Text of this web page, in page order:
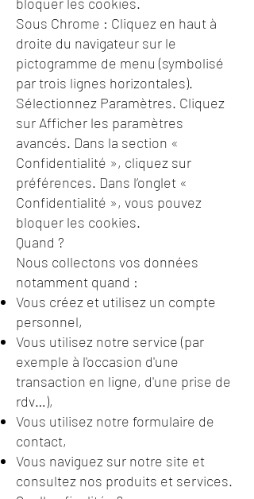
Sous Chrome : Cliquez en haut à
droite du navigateur sur le
pictogramme de menu (symbolisé
par trois lignes horizontales).
Sélectionnez Paramètres. Cliquez
sur Afficher les paramètres
avancés. Dans la section «
Confidentialité », cliquez sur
préférences. Dans l’onglet «
Confidentialité », vous pouvez
bloquer les cookies.
Quand ?
Nous collectons vos données
notamment quand :
Vous créez et utilisez un compte
personnel,
Vous utilisez notre service (par
exemple à l'occasion d'une
transaction en ligne, d'une prise de
rdv…),
Vous utilisez notre formulaire de
contact,
Vous naviguez sur notre site et
consultez nos produits et services.